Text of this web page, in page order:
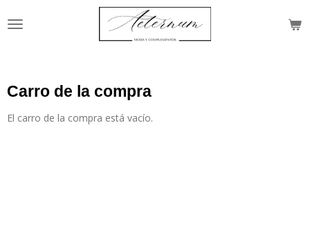
al
Carro de la compra
El carro de la compra está vacío.